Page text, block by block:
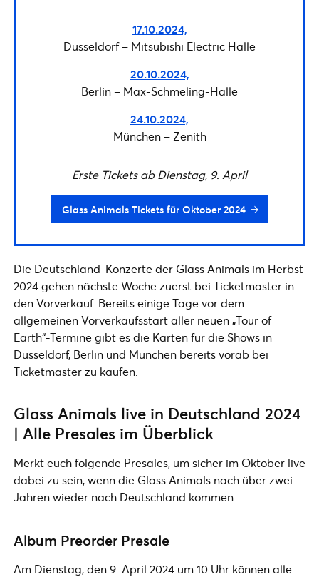
17.10.2024,
Düsseldorf – Mitsubishi Electric Halle
20.10.2024,
Berlin – Max-Schmeling-Halle
24.10.2024,
München – Zenith
Erste Tickets ab Dienstag, 9. April
Glass Animals Tickets für Oktober 2024
Die Deutschland-Konzerte der Glass Animals im Herbst
2024 gehen nächste Woche zuerst bei Ticketmaster in
den Vorverkauf. Bereits einige Tage vor dem
allgemeinen Vorverkaufsstart aller neuen „Tour of
Earth“-Termine gibt es die Karten für die Shows in
Düsseldorf, Berlin und München bereits vorab bei
Ticketmaster zu kaufen.
Glass Animals live in Deutschland 2024
| Alle Presales im Überblick
Merkt euch folgende Presales, um sicher im Oktober live
dabei zu sein, wenn die Glass Animals nach über zwei
Jahren wieder nach Deutschland kommen:
Album Preorder Presale
Am Dienstag, den 9. April 2024 um 10 Uhr können alle